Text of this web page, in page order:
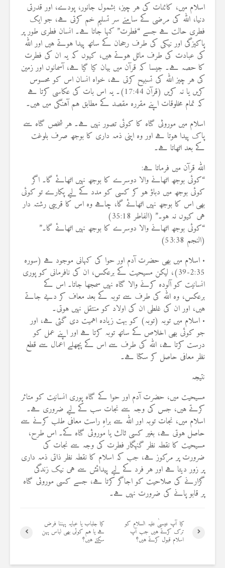
اسلام میں، کائنات کی ہر چیز، بشمول جانور، پودے، اور قدرتی
دنیا، اللہ کی مرضی کے سامنے سر تسلیم خم کرتی ہے، جو ایک
فطری حالت ہے جسے “فطرت” کہا جاتا ہے۔ انسان فطری طور پر
پاکیزگی اور نیکی کی طرف رجحان کے ساتھ پیدا ہوتے ہیں اور اللہ
کی عبادت کی طرف مائل ہوتے ہیں، کیوں کہ یہ ان کی فطرت
کا حصہ ہے۔ جیسا کہ قرآن میں بیان کیا گیا ہے، آسمانوں اور زمین
کی ہر چیز اللہ کی تسبیح کرتی ہے، خواہ انسان اس کو محسوس
کریں یا نہ کریں (قرآن 17:44)۔ یہ اس بات کی عکاسی کرتا ہے
کہ تمام مخلوقات اپنے مقررہ مقصد کے مطابق ہم آہنگی میں ہیں۔
اسلام میں موروثی گناہ کا کوئی تصور نہیں ہے۔ ہر شخص گناہ سے
پاک پیدا ہوتا ہے اور وہ اپنی ذمہ داری کا بوجھ صرف بلوغت
کے بعد اٹھاتا ہے۔
اللہ قرآن میں فرماتا ہے:
“کوئی بوجھ اٹھانے والا دوسرے کا بوجھ نہیں اٹھائے گا۔ اگر
کوئی بوجھ میں دباؤ ہو کر کسی کو مدد کے لیے پکارے تو کوئی
بھی اس کا بوجھ نہیں اٹھائے گا، چاہے وہ اس کا قریبی رشتہ دار
ہی کیوں نہ ہو۔” (الفاطر 35:18)
“کوئی بوجھ اٹھانے والا دوسرے کا بوجھ نہیں اٹھائے گا۔”
(النجم 53:38)
• اسلام میں بھی حضرت آدم اور حوا کی کہانی موجود ہے (سورہ
2:35-39)، لیکن مسیحیت کے برعکس، ان کی نافرمانی کو پوری
انسانیت کو آلودہ کرنے والا گناہ نہیں سمجھا جاتا۔ اس کے
برعکس، وہ اللہ کی طرف سے توبہ کے بعد معاف کر دیے جاتے
ہیں، اور ان کی غلطی ان کی اولاد کو منتقل نہیں ہوتی۔
• اسلام میں توبہ (توبہ) کو بہت زیادہ اہمیت دی گئی ہے، اور
جو کوئی بھی اخلاص کے ساتھ توبہ کرتا ہے اور اپنے عمل کو
درست کرتا ہے، اللہ کی طرف سے اس کے پچھلے اعمال سے قطع
نظر معافی حاصل کر سکتا ہے۔
نتیجہ
مسیحیت میں، حضرت آدم اور حوا کے گناہ پوری انسانیت کو متاثر
کرتے ہیں، جس کی وجہ سے نجات سب کے لیے ضروری ہے۔
اسلام میں، نجات توبہ اور اللہ سے براہِ راست معافی طلب کرنے سے
حاصل ہوتی ہے، بغیر کسی ثالث یا موروثی گناہ کے۔ اس طرح،
مسیحیت کا نقطہ نظر گنہگار فطرت کی وجہ سے نجات کی
ضرورت پر مرکوز ہے، جب کہ اسلام کا نقطہ نظر ذاتی ذمہ داری
پر زور دیتا ہے اور ہر فرد کے لیے پیدائش سے ہی نیک زندگی
گزارنے کی صلاحیت کو اجاگر کرتا ہے، جسے کسی موروثی گناہ
پر قابو پانے کی ضرورت نہیں ہے۔
کیا جلباب یا عبایہ پہننا فرض
ہے یا ہم کوئی بھی لباس پہن
سکتے ہیں؟
کیا آپ عیسیٰ علیہ السلام کو
ترک کرتے ہیں جب آپ
اسلام قبول کرتے ہیں؟